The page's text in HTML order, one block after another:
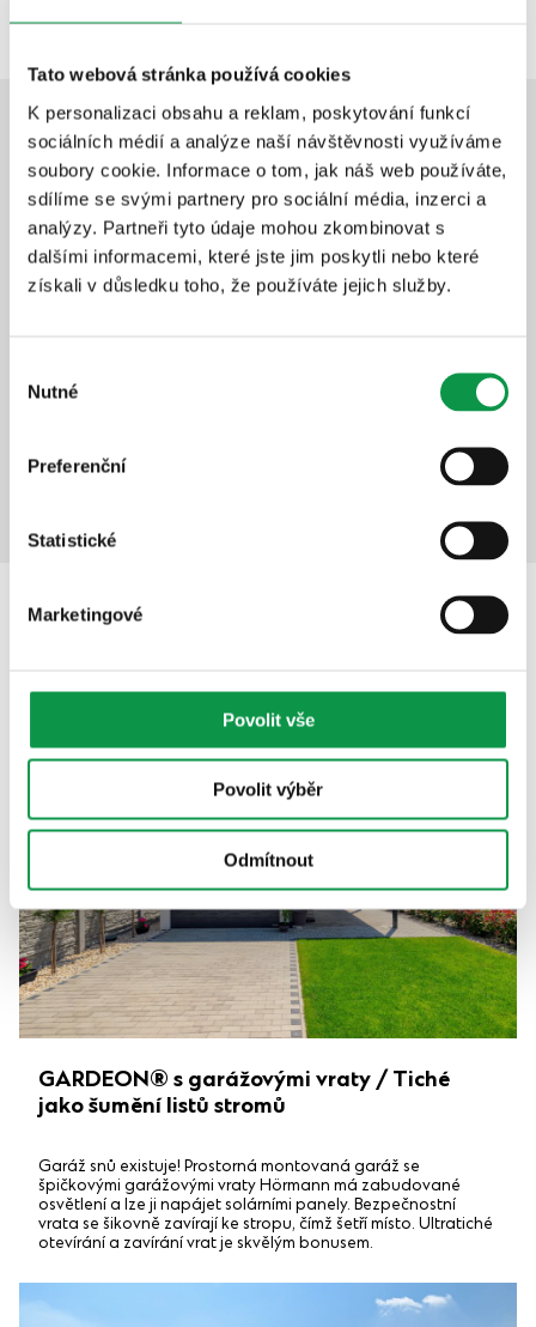
Tato webová stránka používá cookies
K personalizaci obsahu a reklam, poskytování funkcí
sociálních médií a analýze naší návštěvnosti využíváme
soubory cookie. Informace o tom, jak náš web používáte,
sdílíme se svými partnery pro sociální média, inzerci a
analýzy. Partneři tyto údaje mohou zkombinovat s
dalšími informacemi, které jste jim poskytli nebo které
získali v důsledku toho, že používáte jejich služby.
souhlasu
Nutné
Preferenční
Statistické
Marketingové
Povolit vše
Povolit výběr
Odmítnout
Doporučená vylepšení
Prodloužení záruky na 20 let
Bezstarostné užívání stavby
Popis
GARDEON® s garážovými vraty / Tiché
jako šumění listů stromů
Garáž snů existuje! Prostorná montovaná garáž se
špičkovými garážovými vraty Hörmann má zabudované
osvětlení a lze ji napájet solárními panely. Bezpečnostní
vrata se šikovně zavírají ke stropu, čímž šetří místo. Ultratiché
otevírání a zavírání vrat je skvělým bonusem.